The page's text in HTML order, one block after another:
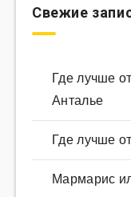
Свежие
Где лучше
Анталье
Где лучше
Мармарис